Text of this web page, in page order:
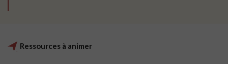
Ressources à animer